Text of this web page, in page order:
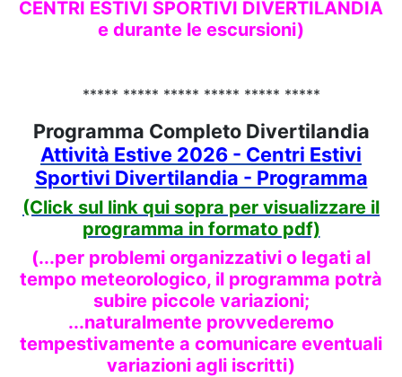
CENTRI ESTIVI SPORTIVI DIVERTILANDIA
e durante le escursioni)
***** ***** ***** ***** ***** *****
Programma Completo Divertilandia
Attività Estive 2026 - Centri Estivi
Sportivi Divertilandia - Programma
(Click sul link qui sopra per visualizzare il
programma in formato pdf)
(...per problemi organizzativi o legati al
tempo meteorologico, il programma potrà
subire piccole variazioni;
...naturalmente provvederemo
tempestivamente a comunicare eventuali
variazioni agli iscritti)